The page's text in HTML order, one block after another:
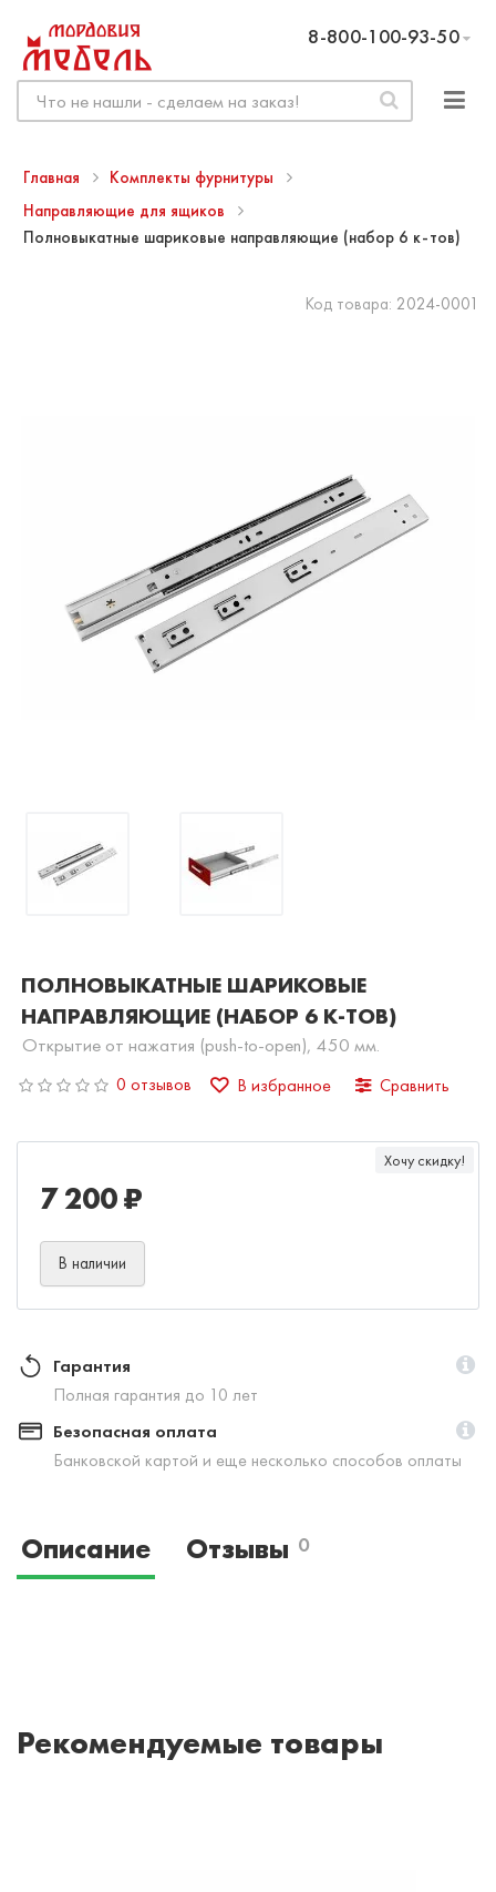
8-800-100-93-50
Главная
Комплекты фурнитуры
Направляющие для ящиков
Полновыкатные шариковые направляющие (набор 6 к-тов)
Код товара: 2024-0001
ПОЛНОВЫКАТНЫЕ ШАРИКОВЫЕ
НАПРАВЛЯЮЩИЕ (НАБОР 6 К-ТОВ)
Открытие от нажатия (push-to-open), 450 мм.
0 отзывов В избранное Сравнить
Хочу скидку!
7 200 ₽
В наличии
Гарантия
Полная гарантия до 10 лет
Безопасная оплата
Банковской картой и еще несколько способов оплаты
Описание Отзывы 0
Рекомендуемые товары